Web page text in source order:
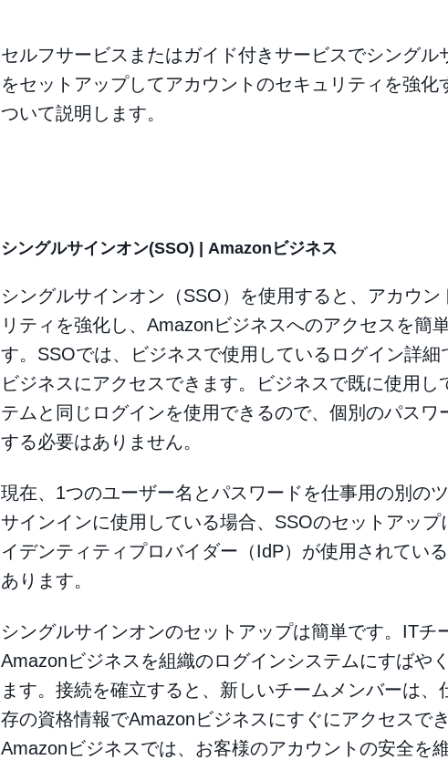
セルフサービスまたはガイド付きサービスでシングル
をセットアップしてアカウントのセキュリティを強化
ついて説明します。
シングルサインオン(SSO) | Amazonビジネス
シングルサインオン（SSO）を使用すると、アカウン
リティを強化し、Amazonビジネスへのアクセスを簡
す。SSOでは、ビジネスで使用しているログイン詳細
ビジネスにアクセスできます。ビジネスで既に使用し
テムと同じログインを使用できるので、個別のパスワ
する必要はありません。
現在、1つのユーザー名とパスワードを仕事用の別の
サインインに使用している場合、SSOのセットアップ
イデンティティプロバイダー（IdP）が使用されてい
あります。
シングルサインオンのセットアップは簡単です。ITチ
Amazonビジネスを組織のログインシステムにすばや
ます。接続を確立すると、新しいチームメンバーは、
存の資格情報でAmazonビジネスにすぐにアクセスでき
Amazonビジネスでは、お客様のアカウントの安全を